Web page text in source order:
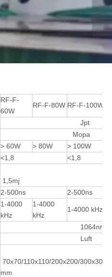
RF-F-
60W
RF-F-80W RF-F-100W
Jpt
Mopa
> 60W > 80W
> 100W
<1,8 <1,8
1,5mj
2-500ns 2-500ns
1-4000
kHz
1-4000
kHz
1-4000 kHz
1064nm
Luft
70x70/110x110/200x200/300x300
mm